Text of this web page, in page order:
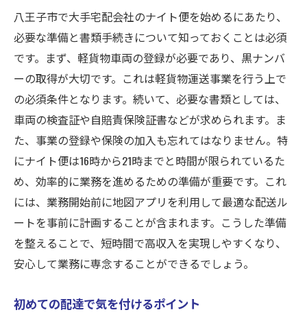
八王子市で大手宅配会社のナイト便を始めるにあたり、
必要な準備と書類手続きについて知っておくことは必須
です。まず、軽貨物車両の登録が必要であり、黒ナンバ
ーの取得が大切です。これは軽貨物運送事業を行う上で
の必須条件となります。続いて、必要な書類としては、
車両の検査証や自賠責保険証書などが求められます。ま
た、事業の登録や保険の加入も忘れてはなりません。特
にナイト便は16時から21時までと時間が限られているた
め、効率的に業務を進めるための準備が重要です。これ
には、業務開始前に地図アプリを利用して最適な配送ル
ートを事前に計画することが含まれます。こうした準備
を整えることで、短時間で高収入を実現しやすくなり、
安心して業務に専念することができるでしょう。
初めての配達で気を付けるポイント